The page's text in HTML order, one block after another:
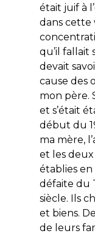
était juif à
dans cette
qu’il fallait
devait
cause des
mon père.
et s’était
début du
ma mère,
et les deux
établies
défaite du
siècle. Ils
et biens.
de leurs